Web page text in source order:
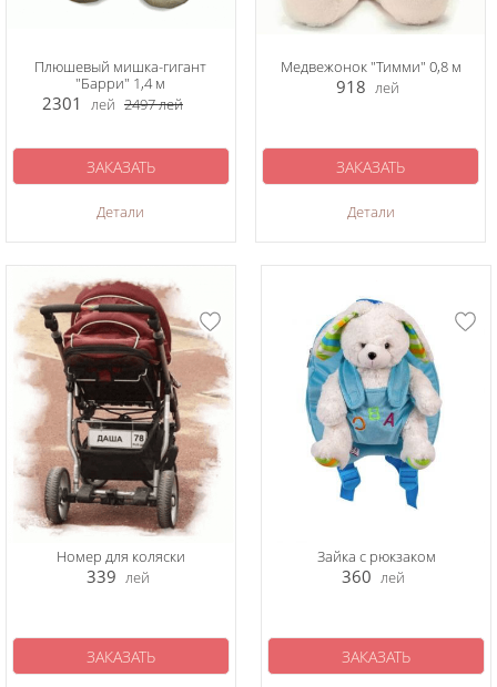
Плюшевый мишка-гигант
"Барри" 1,4 м
2301 лей 2497лей
Детали
ЗАКАЗАТЬ
Медвежонок "Тимми" 0,8 м
918 лей
Детали
ЗАКАЗАТЬ
Номер для коляски
339 лей
ЗАКАЗАТЬ
Зайка с рюкзаком
360 лей
ЗАКАЗАТЬ